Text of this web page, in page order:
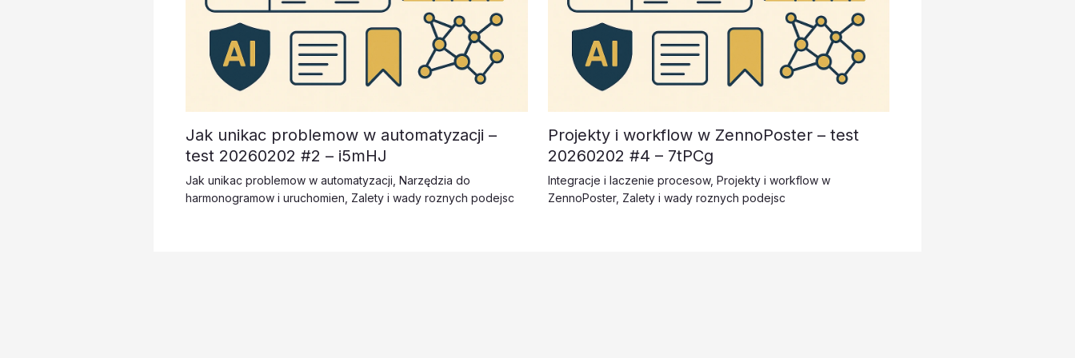
Jak unikac problemow w automatyzacji –
test 20260202 #2 – i5mHJ
Jak unikac problemow w automatyzacji Narzędzia do
harmonogramow i uruchomien Zalety i wady roznych podejsc
Projekty i workflow w ZennoPoster – test
20260202 #4 – 7tPCg
Integracje i laczenie procesow, Projekty i workflow w
ZennoPoster, Zalety i wady roznych podejsc